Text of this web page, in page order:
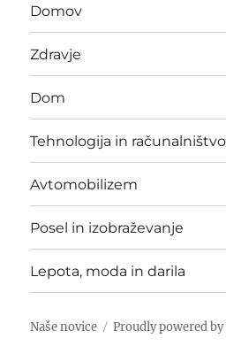
Domov
Zdravje
Dom
Tehnologija in računalništvo
Avtomobilizem
Posel in izobraževanje
Lepota, moda in darila
Naše novice Proudly powered